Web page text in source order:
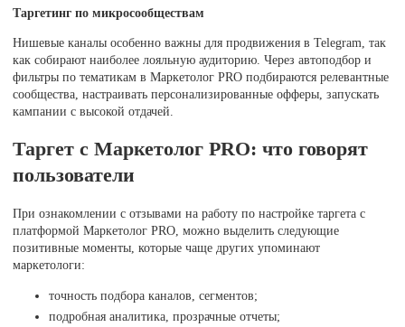
Таргетинг по микросообществам
Нишевые каналы особенно важны для продвижения в Telegram, так
как собирают наиболее лояльную аудиторию. Через автоподбор и
фильтры по тематикам в Маркетолог PRO подбираются релевантные
сообщества, настраивать персонализированные офферы, запускать
кампании с высокой отдачей.
Таргет с Маркетолог PRO: что говорят
пользователи
При ознакомлении с отзывами на работу по настройке таргета с
платформой Маркетолог PRO, можно выделить следующие
позитивные моменты, которые чаще других упоминают
маркетологи:
точность подбора каналов, сегментов;
подробная аналитика, прозрачные отчеты;